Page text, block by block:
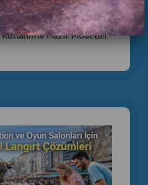
| Servis Bakımlı,
Hazır Modeller